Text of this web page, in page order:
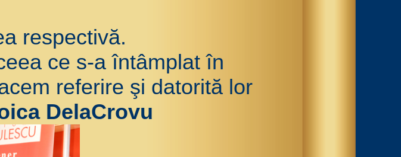
respectivă.
ce s-a întâmplat în
referire şi datorită lor
DelaCrovu